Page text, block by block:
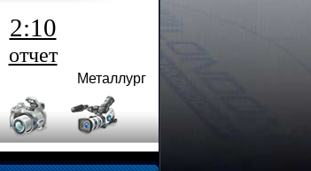
2:10
отчет
Металлург